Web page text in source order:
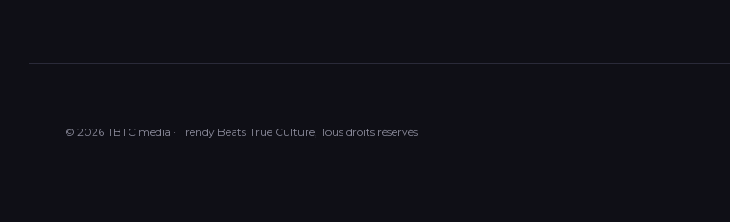
© 2026 TBTC media · Trendy Beats True Culture, Tous droits réservés